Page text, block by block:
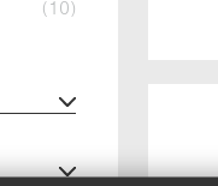
(10)